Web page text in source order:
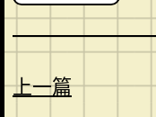
上一篇